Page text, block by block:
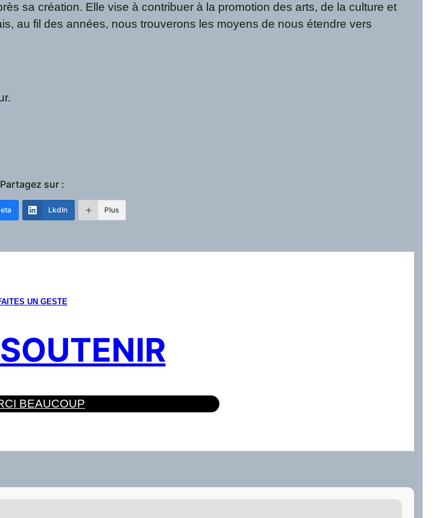
sa création. Elle vise à contribuer à la promotion des arts, de la culture et
au fil des années, nous trouverons les moyens de nous étendre vers
Partagez sur :
LkdIn Plus
UN GESTE
BEAUCOUP